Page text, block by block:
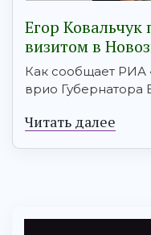
Егор
визитом в
Как сообщает РИА
врио Губернатора
Читать далее